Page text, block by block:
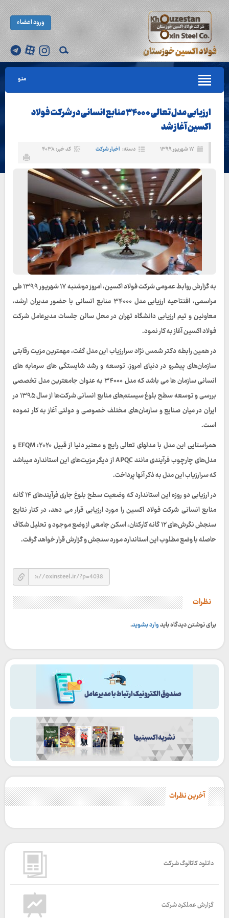
ورود اعضاء
منو
ارزیابی مدل تعالی ۳۴۰۰۰ منابع انسانی در شرکت فولاد
اکسین آغاز شد
۱۷ شهریور ۱۳۹۹ دسته: اخبار شرکت کد خبر: ۴۰۳۸
به گزارش روابط عمومی شرکت فولاد اکسین، امروز دوشنبه ۱٧ شهریور ۱۳۹۹ طی
مراسمی، افتتاحیه ارزیابی مدل ۳۴۰۰۰ منابع انسانی با حضور مدیران ارشد،
معاونین و تیم ارزیابی دانشگاه تهران در محل سالن جلسات مدیرعامل شرکت
فولاد اکسین آغاز به کار نمود.
در همین رابطه دکتر شمس نژاد سرارزیاب این مدل گفت، مهمترین مزیت رقابتی
سازمان‌های پیشرو در دنیای امروز، توسعه و رشد شایستگی های سرمایه های
انسانی سازمان ها می باشد که مدل ۳۴۰۰۰ به عنوان جامعترین مدل تخصصی
بررسی و توسعه سطح بلوغ سیستم‌های منابع انسانی شرکت‌ها از سال ۱۳۹۵ در
ایران در میان صنایع و سازمان‌های مختلف خصوصی و دولتی آغاز به کار نموده
است.
همراستایی این مدل با مدلهای تعالی رایج و معتبر دنیا از قبیل EFQM :۲۰۲۰ و
مدل‌های چارچوب فرآیندی مانند APQC از دیگر مزیت‌های این استاندارد میباشد
که سرارزیاب این مدل به ذکر آنها پرداخت.
در ارزیابی دو روزه این استاندارد که وضعیت سطح بلوغ جاری فرآیندهای ۱۴ گانه
منابع انسانی شرکت فولاد اکسین را مورد ارزیابی قرار می دهد، در کنار نتایج
سنجش نگرش‌های ۱۲ گانه کارکنان، اسکن جامعی از وضع موجود و تحلیل شکاف
حاصله با وضع مطلوب این استاندارد مورد سنجش و گزارش قرار خواهد گرفت.
نظرات
برای نوشتن دیدگاه بایدوارد بشوید.
آخرین نظرات
دانلود کاتالوگ شرکت
گزارش عملکرد شرکت